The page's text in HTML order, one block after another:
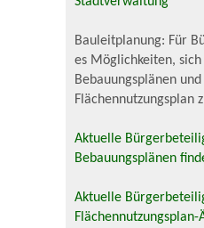
Bauleitplanung: Für
es Möglichkeiten, sich
Bebauungsplänen
Flächennutzungsplan
Aktuelle
Bebauungsplänen
Aktuelle